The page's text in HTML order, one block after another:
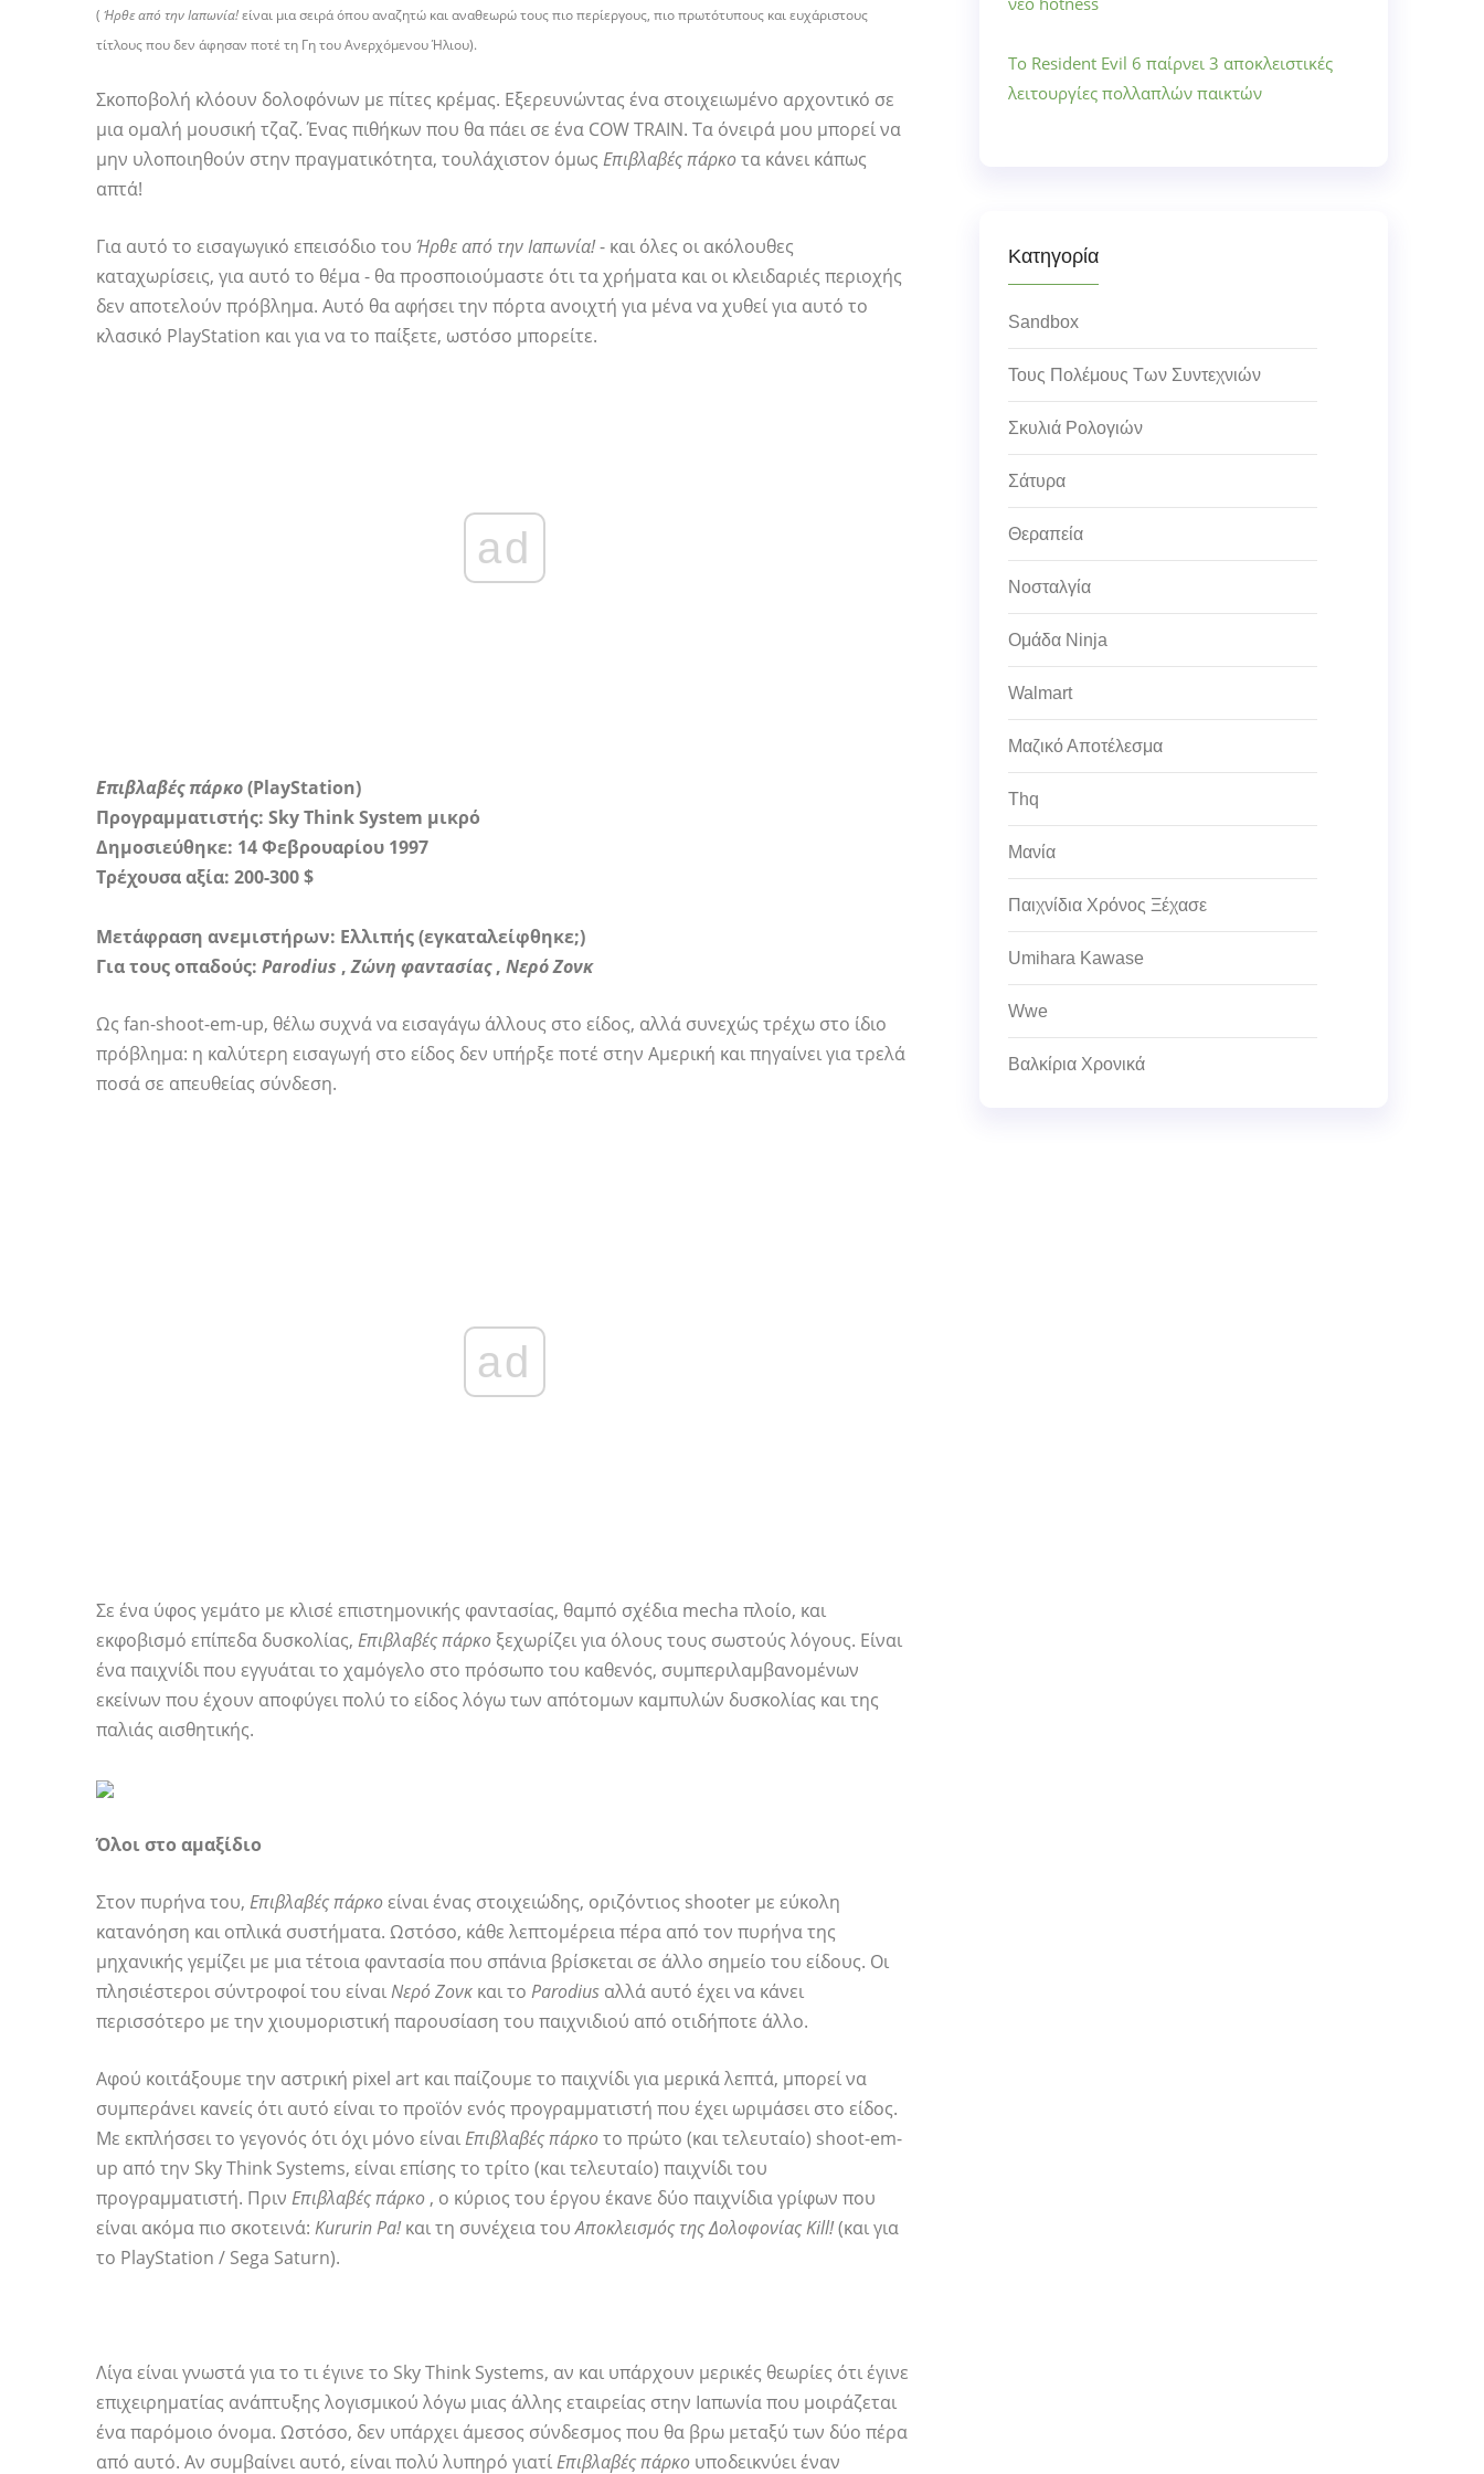
( Ήρθε από την Ιαπωνία!είναι μια σειρά όπου αναζητώ και αναθεωρώ τους πιο περίεργους, πιο πρωτότυπους και ευχάριστους
τίτλους που δεν άφησαν ποτέ τη Γη του Ανερχόμενου Ήλιου).
Σκοποβολή κλόουν δολοφόνων με πίτες κρέμας. Εξερευνώντας ένα στοιχειωμένο αρχοντικό σε
μια ομαλή μουσική τζαζ. Ένας πιθήκων που θα πάει σε ένα COW TRAIN. Τα όνειρά μου μπορεί να
μην υλοποιηθούν στην πραγματικότητα, τουλάχιστον όμως Επιβλαβές πάρκοτα κάνει κάπως
απτά!
Για αυτό το εισαγωγικό επεισόδιο του Ήρθε από την Ιαπωνία!- και όλες οι ακόλουθες
καταχωρίσεις, για αυτό το θέμα - θα προσποιούμαστε ότι τα χρήματα και οι κλειδαριές περιοχής
δεν αποτελούν πρόβλημα. Αυτό θα αφήσει την πόρτα ανοιχτή για μένα να χυθεί για αυτό το
κλασικό PlayStation και για να το παίξετε, ωστόσο μπορείτε.
ad
Επιβλαβές πάρκο(PlayStation)
Προγραμματιστής: Sky Think System μικρό
Δημοσιεύθηκε: 14 Φεβρουαρίου 1997
Τρέχουσα αξία: 200-300 $
Μετάφραση ανεμιστήρων: Ελλιπής (εγκαταλείφθηκε;)
Για τους οπαδούς: Parodius ,Ζώνη φαντασίας, Νερό Ζονκ
Ως fan-shoot-em-up, θέλω συχνά να εισαγάγω άλλους στο είδος, αλλά συνεχώς τρέχω στο ίδιο
πρόβλημα: η καλύτερη εισαγωγή στο είδος δεν υπήρξε ποτέ στην Αμερική και πηγαίνει για τρελά
ποσά σε απευθείας σύνδεση.
ad
Σε ένα ύφος γεμάτο με κλισέ επιστημονικής φαντασίας, θαμπό σχέδια mecha πλοίο, και
εκφοβισμό επίπεδα δυσκολίας, Επιβλαβές πάρκο ξεχωρίζει για όλους τους σωστούς λόγους. Είναι
ένα παιχνίδι που εγγυάται το χαμόγελο στο πρόσωπο του καθενός, συμπεριλαμβανομένων
εκείνων που έχουν αποφύγει πολύ το είδος λόγω των απότομων καμπυλών δυσκολίας και της
παλιάς αισθητικής.
Όλοι στο αμαξίδιο
Στον πυρήνα του, Επιβλαβές πάρκοείναι ένας στοιχειώδης, οριζόντιος shooter με εύκολη
κατανόηση και οπλικά συστήματα. Ωστόσο, κάθε λεπτομέρεια πέρα ​​από τον πυρήνα της
μηχανικής γεμίζει με μια τέτοια φαντασία που σπάνια βρίσκεται σε άλλο σημείο του είδους. Οι
πλησιέστεροι σύντροφοί του είναιΝερό Ζονκ και το Parodius αλλά αυτό έχει να κάνει
περισσότερο με την χιουμοριστική παρουσίαση του παιχνιδιού από οτιδήποτε άλλο.
Αφού κοιτάξουμε την αστρική pixel art και παίζουμε το παιχνίδι για μερικά λεπτά, μπορεί να
συμπεράνει κανείς ότι αυτό είναι το προϊόν ενός προγραμματιστή που έχει ωριμάσει στο είδος.
Με εκπλήσσει το γεγονός ότι όχι μόνο είναιΕπιβλαβές πάρκοτο πρώτο (και τελευταίο) shoot-em-
up από την Sky Think Systems, είναι επίσης το τρίτο (και τελευταίο) παιχνίδι του
προγραμματιστή. Πριν Επιβλαβές πάρκο , ο κύριος του έργου έκανε δύο παιχνίδια γρίφων που
είναι ακόμα πιο σκοτεινά: Kururin Pa!και τη συνέχεια τουΑποκλεισμός της Δολοφονίας Kill!(και για
το PlayStation / Sega Saturn).
Λίγα είναι γνωστά για το τι έγινε το Sky Think Systems, αν και υπάρχουν μερικές θεωρίες ότι έγινε
επιχειρηματίας ανάπτυξης λογισμικού λόγω μιας άλλης εταιρείας στην Ιαπωνία που μοιράζεται
ένα παρόμοιο όνομα. Ωστόσο, δεν υπάρχει άμεσος σύνδεσμος που θα βρω μεταξύ των δύο πέρα ​​
από αυτό. Αν συμβαίνει αυτό, είναι πολύ λυπηρό γιατίΕπιβλαβές πάρκο υποδεικνύει έναν
Το Resident Evil 6 παίρνει 3 αποκλειστικές
λειτουργίες πολλαπλών παικτών
Κατηγορία
Sandbox
Τους Πολέμους Των Συντεχνιών
Σκυλιά Ρολογιών
Σάτυρα
Θεραπεία
Νοσταλγία
Ομάδα Ninja
Walmart
Μαζικό Αποτέλεσμα
Thq
Μανία
Παιχνίδια Χρόνος Ξέχασε
Umihara Kawase
Wwe
Βαλκίρια Χρονικά